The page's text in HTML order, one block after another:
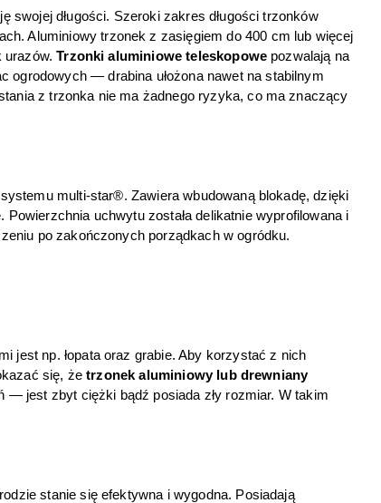
swojej długości. Szeroki zakres długości trzonków
Aluminiowy trzonek z zasięgiem do 400 cm lub więcej
urazów. Trzonki aluminiowe teleskopowe pozwalają na
ogrodowych — drabina ułożona nawet na stabilnym
z trzonka nie ma żadnego ryzyka, co ma znaczący
multi-star®. Zawiera wbudowaną blokadę, dzięki
uchwytu została delikatnie wyprofilowana i
po zakończonych porządkach w ogródku.
jest np. łopata oraz grabie. Aby korzystać z nich
się, że trzonek aluminiowy lub drewniany
— jest zbyt ciężki bądź posiada zły rozmiar. W takim
stanie się efektywna i wygodna. Posiadają